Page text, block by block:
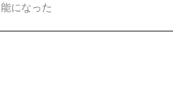
能になった